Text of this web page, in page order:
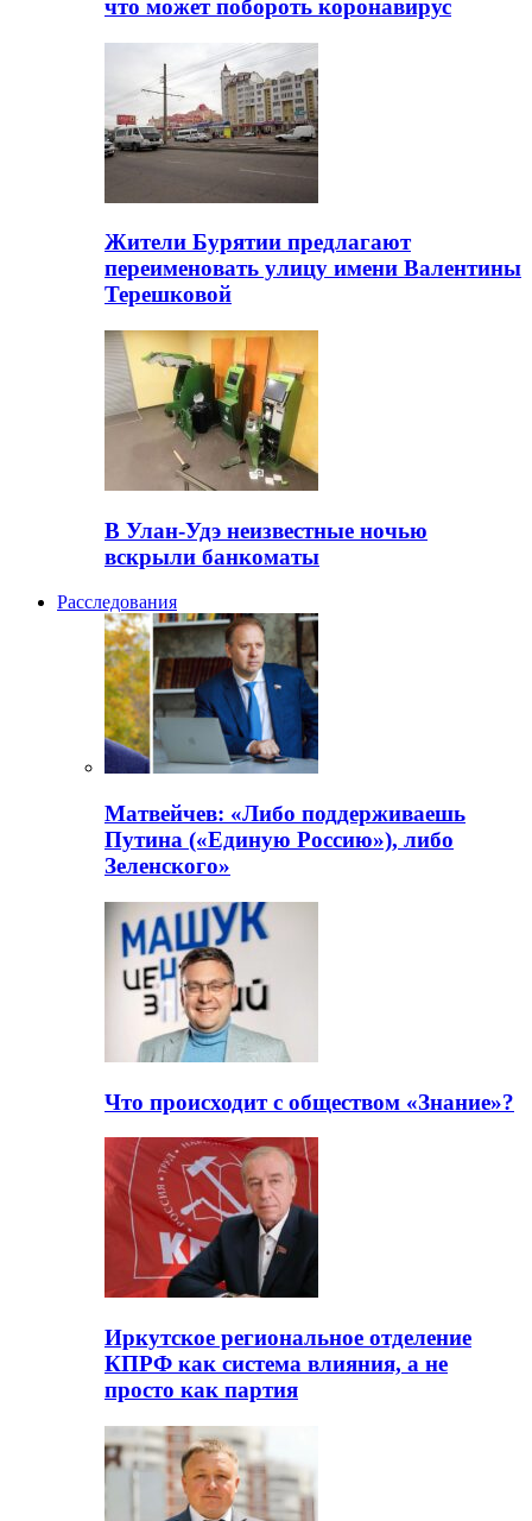
что может побороть коронавирус
Жители Бурятии предлагают
переименовать улицу имени Валентины
Терешковой
В Улан-Удэ неизвестные ночью
вскрыли банкоматы
Расследования
Матвейчев: «Либо поддерживаешь
Путина («Единую Россию»), либо
Зеленского»
Что происходит с обществом «Знание»?
Иркутское региональное отделение
КПРФ как система влияния, а не
просто как партия